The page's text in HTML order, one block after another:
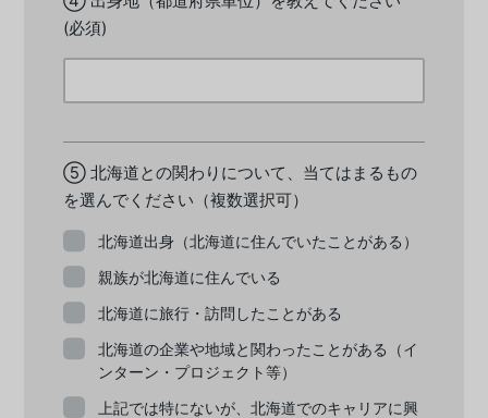
(必須)
⑤ 北海道との関わりについて、当てはまるもの
を選んでください（複数選択可）
北海道出身（北海道に住んでいたことがある）
親族が北海道に住んでいる
北海道に旅行・訪問したことがある
北海道の企業や地域と関わったことがある（イ
ンターン・プロジェクト等）
上記では特にないが、北海道でのキャリアに興